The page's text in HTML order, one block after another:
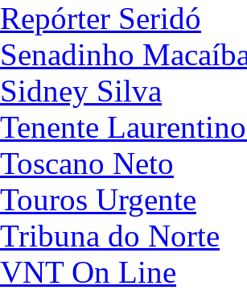
Repórter Seridó
Senadinho
Sidney Silva
Tenente
Toscano Neto
Touros Urgente
Tribuna do Norte
VNT On Line